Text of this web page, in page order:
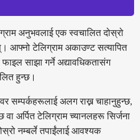
अनुभवलाई एक स्वचालित दोस्रो
आफ्नो टेलिग्राम अकाउण्ट सत्यापित
साझा गर्ने अद्यावधिकतासंग
हुन्छ।
सम्पर्कहरूलाई अलग राख्न चाहानुहुन्छ,
वा अर्पित टेलिग्राम च्यानलहरू सिर्जना
नम्बर्ले तपाईंलाई आवश्यक